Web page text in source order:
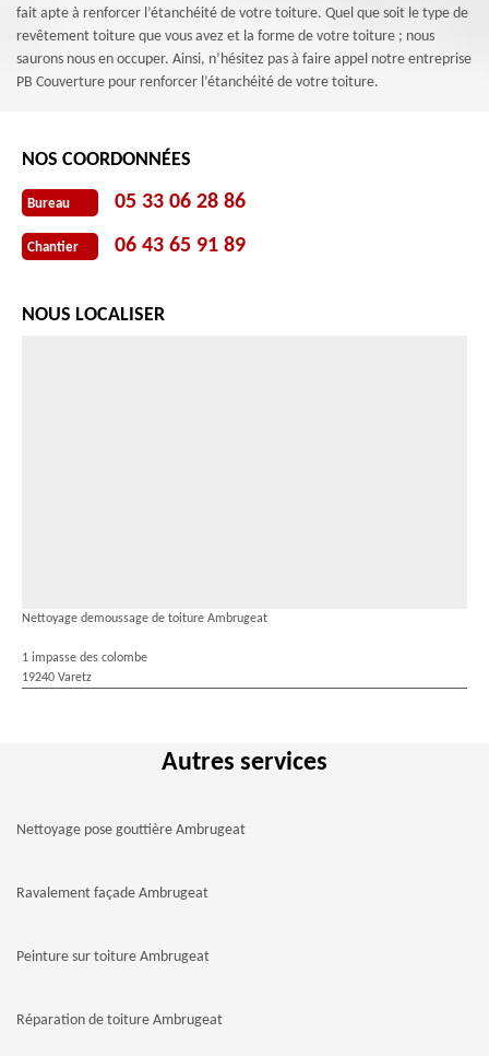
fait apte à renforcer l’étanchéité de votre toiture. Quel que soit le type de
revêtement toiture que vous avez et la forme de votre toiture ; nous
saurons nous en occuper. Ainsi, n’hésitez pas à faire appel notre entreprise
PB Couverture pour renforcer l’étanchéité de votre toiture.
NOS COORDONNÉES
Bureau 05 33 06 28 86
Chantier 06 43 65 91 89
NOUS LOCALISER
Nettoyage demoussage de toiture Ambrugeat
1 impasse des colombe
19240 Varetz
Autres services
Nettoyage pose gouttière Ambrugeat
Ravalement façade Ambrugeat
Peinture sur toiture Ambrugeat
Réparation de toiture Ambrugeat